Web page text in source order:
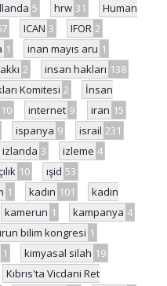
5 hrw 31
Human
ICAN 3 IFOR 2
1 inan mayıs aru 1
2 insan hakları 138
Komitesi 2
İnsan
10 internet 9 iran 15
ispanya 9 israil 231
izlanda 3 izleme 4
10 ışid 53
1 kadın 101
kadın
kamerun 1 kampanya 4
bilim kongresi 1
1 kimyasal silah 19
Kıbrıs'ta Vicdani Ret